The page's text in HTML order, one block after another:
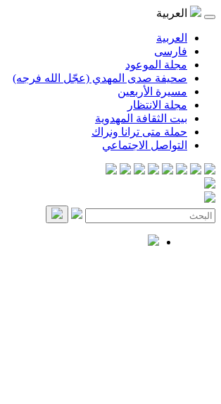
العربية
العربية
فارسی
مجلة الموعود
صحيفة صدى المهدي (عجّل الله فرجه)
مسيرة الأربعين
مجلة الانتظار
بيت الثقافة المهدوية
حملة متى ترانا ونراك
التواصل الاجتماعي